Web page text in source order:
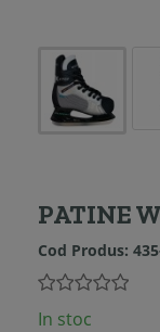
PATINE
Cod Produs:
In stoc